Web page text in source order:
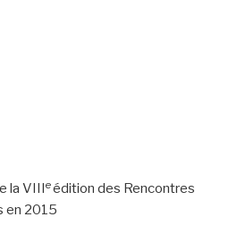
la VIII eédition des Rencontres
en 2015